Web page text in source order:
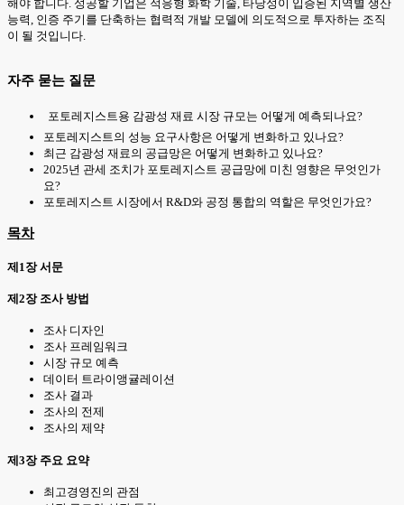
해야 합니다. 성공할 기업은 적응형 화학 기술, 타당성이 입증된 지역별 생산
능력, 인증 주기를 단축하는 협력적 개발 모델에 의도적으로 투자하는 조직
이 될 것입니다.
자주 묻는 질문
포토레지스트용 감광성 재료 시장 규모는 어떻게 예측되나요?
포토레지스트의 성능 요구사항은 어떻게 변화하고 있나요?
최근 감광성 재료의 공급망은 어떻게 변화하고 있나요?
2025년 관세 조치가 포토레지스트 공급망에 미친 영향은 무엇인가
요?
포토레지스트 시장에서 R&D와 공정 통합의 역할은 무엇인가요?
목차
제1장 서문
제2장 조사 방법
조사 디자인
조사 프레임워크
시장 규모 예측
데이터 트라이앵귤레이션
조사 결과
조사의 전제
조사의 제약
제3장 주요 요약
최고경영진의 관점